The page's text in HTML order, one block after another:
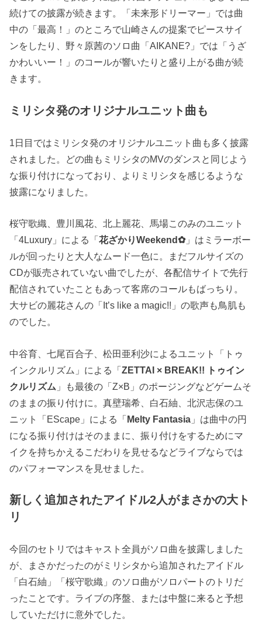
続けての披露が続きます。「未来形ドリーマー」では曲
中の「最高！」のところで山崎さんの提案でピースサイ
ンをしたり、野々原茜のソロ曲「AIKANE?」では「うざ
かわいいー！」のコールが響いたりと盛り上がる曲が続
きます。
ミリシタ発のオリジナルユニット曲も
1日目ではミリシタ発のオリジナルユニット曲も多く披露
されました。どの曲もミリシタのMVのダンスと同じよう
な振り付けになっており、よりミリシタを感じるような
披露になりました。
桜守歌織、豊川風花、北上麗花、馬場このみのユニット
「4Luxury」による「花ざかりWeekend✿」はミラーボー
ルが回ったりと大人なムード一色に。まだフルサイズの
CDが販売されていない曲でしたが、各配信サイトで先行
配信されていたこともあって客席のコールもばっちり。
大サビの麗花さんの「It’s like a magic!!」の歌声も鳥肌も
のでした。
中谷育、七尾百合子、松田亜利沙によるユニット「トゥ
インクルリズム」による「ZETTAI × BREAK!! トゥイン
クルリズム 」も最後の「Z×B」のポージングなどゲームそ
のままの振り付けに。真壁瑞希、白石紬、北沢志保のユ
ニット「EScape」による「Melty Fantasia 」は曲中の円
になる振り付けはそのままに、振り付けをするためにマ
イクを持ちかえるこだわりを見せるなどライブならでは
のパフォーマンスを見せました。
新しく追加されたアイドル2人がまさかの大ト
リ
今回のセトリではキャスト全員がソロ曲を披露しました
が、まさかだったのがミリシタから追加されたアイドル
「白石紬」「桜守歌織」のソロ曲がソロパートのトリだ
ったことです。ライブの序盤、または中盤に来ると予想
していただけに意外でした。